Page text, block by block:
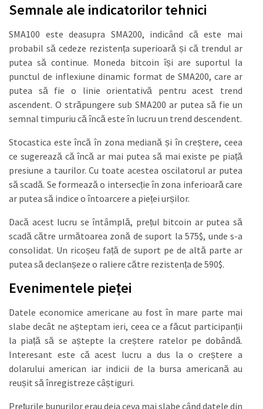
Semnale ale indicatorilor tehnici
SMA100 este deasupra SMA200, indicând că este mai
probabil să cedeze rezistența superioară și că trendul ar
putea să continue. Moneda bitcoin își are suportul la
punctul de inflexiune dinamic format de SMA200, care ar
putea să fie o linie orientativă pentru acest trend
ascendent. O străpungere sub SMA200 ar putea să fie un
semnal timpuriu că încă este în lucru un trend descendent.
Stocastica este încă în zona mediană și în creștere, ceea
ce sugerează că încă ar mai putea să mai existe pe piață
presiune a taurilor. Cu toate acestea oscilatorul ar putea
să scadă. Se formează o intersecție în zona inferioară care
ar putea să indice o întoarcere a pieței urșilor.
Dacă acest lucru se întâmplă, prețul bitcoin ar putea să
scadă către următoarea zonă de suport la 575$, unde s-a
consolidat. Un ricoșeu față de suport pe de altă parte ar
putea să declanșeze o raliere către rezistența de 590$.
Evenimentele pieței
Datele economice americane au fost în mare parte mai
slabe decât ne așteptam ieri, ceea ce a făcut participanții
la piață să se aștepte la creștere ratelor pe dobândă.
Interesant este că acest lucru a dus la o creștere a
dolarului american iar indicii de la bursa americană au
reușit să înregistreze câștiguri.
Prețurile bunurilor erau deja ceva mai slabe când datele din